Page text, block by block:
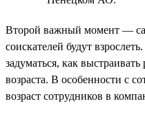
Второй важный момент —
соискателей будут
задуматься, как
возраста. В особенности с
возраст сотрудников в